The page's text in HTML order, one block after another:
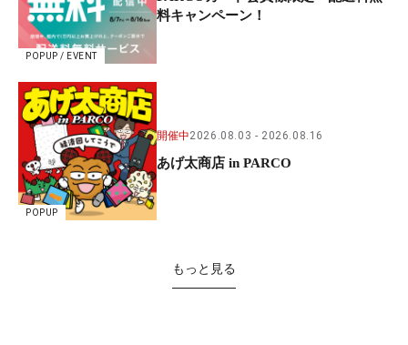
POPUP / EVENT
料キャンペーン！
POPUP
開催中2026.08.03 2026.08.16
あげ太商店 in PARCO
もっと見る